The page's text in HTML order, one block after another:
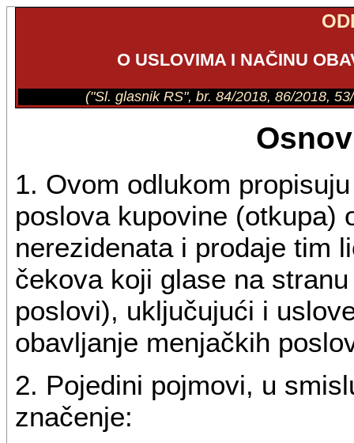
O USLOVIMA I NAČINU
("Sl. glasnik RS", br. 84/2018, 86/2018,
1. Ovom odlukom
poslova kupovine (otkupa)
nerezidenata i prodaje tim
čekova koji glase na
poslovi), uključujući i
obavljanje menjačkih
2. Pojedini pojmovi, u
značenje: